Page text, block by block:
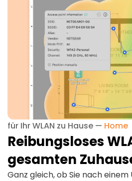
für Ihr WLAN zu Hause — Home
Reibungsloses
gesamten
Ganz gleich, ob Sie nach einem